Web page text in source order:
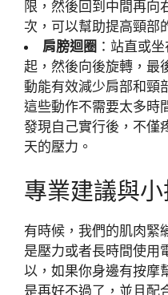
限，然後回到中間再向
次，可以幫助提高頸部
肩膀迴圈 ：站直或
起，然後向後旋轉，最
動能有效減少肩部和頸
這些動作不需要太多時
發現自己實行後，不僅
天的壓力。
專業建議與
有時候，我們的肌肉緊
是壓力或者長時間使用
以，如果你身邊有按摩
是再好不過了，並且配